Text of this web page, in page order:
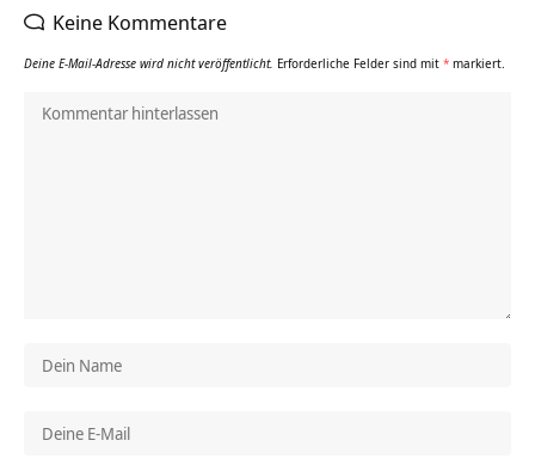
Keine Kommentare
Deine E-Mail-Adresse wird nicht veröffentlicht. Erforderliche Felder sind mit * markiert.